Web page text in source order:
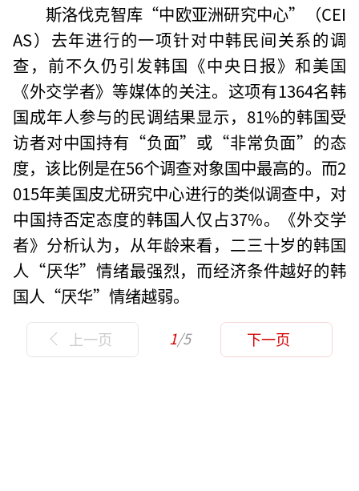
斯洛伐克智库“中欧亚洲研究中心”（CEI
AS）去年进行的一项针对中韩民间关系的调
查，前不久仍引发韩国《中央日报》和美国
《外交学者》等媒体的关注。这项有1364名韩
国成年人参与的民调结果显示，81%的韩国受
访者对中国持有“负面”或“非常负面”的态
度，该比例是在56个调查对象国中最高的。而2
015年美国皮尤研究中心进行的类似调查中，对
中国持否定态度的韩国人仅占37%。《外交学
者》分析认为，从年龄来看，二三十岁的韩国
人“厌华”情绪最强烈，而经济条件越好的韩
国人“厌华”情绪越弱。
上一页 1/5 下一页